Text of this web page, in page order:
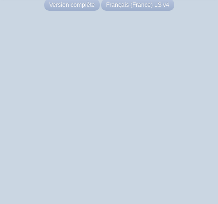
Version complète Français (France) LS v4